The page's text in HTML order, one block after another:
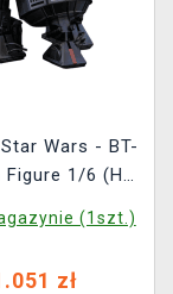
Wars - BT-
1/6 (Hot
(1szt.)
zł